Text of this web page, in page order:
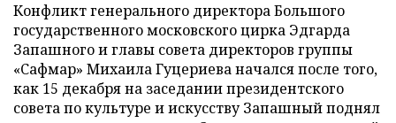
Конфликт генерального директора Большого
государственного московского цирка Эдгарда
Запашного и главы совета директоров группы
«Сафмар» Михаила Гуцериева начался после того,
как 15 декабря на заседании президентского
совета по культуре и искусству Запашный поднял